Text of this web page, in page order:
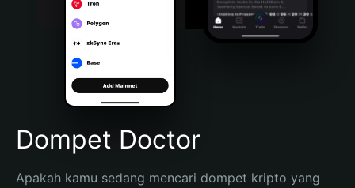
Português (Brasil)
Español (Argentina)
Dompet Doctor
Apakah kamu sedang mencari dompet kripto yang